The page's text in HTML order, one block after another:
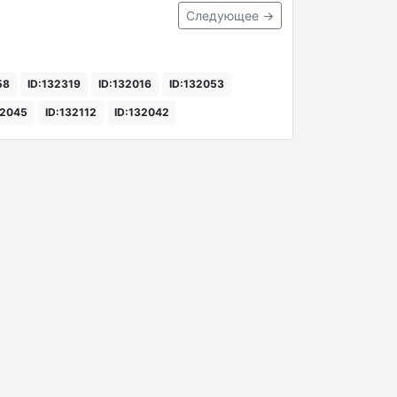
Следующее →
ID:132319 ID:132016 ID:132053
ID:132112 ID:132042